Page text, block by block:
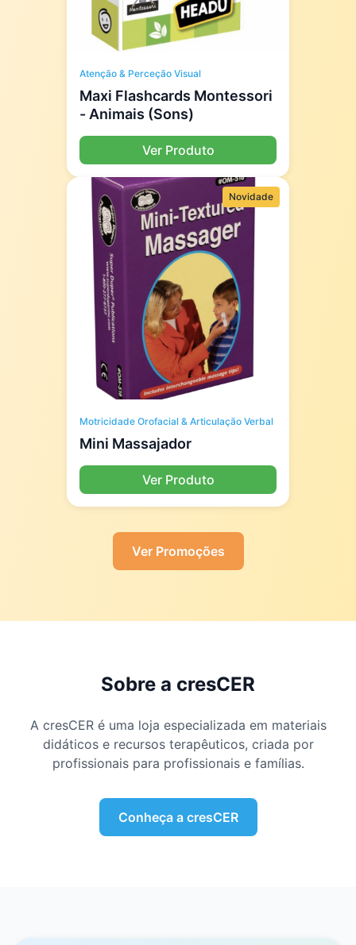
Atenção & Perceção Visual
Maxi Flashcards Montessori
- Animais (Sons)
Ver Produto
Novidade
Motricidade Orofacial & Articulação Verbal
Mini Massajador
Ver Produto
Ver Promoções
Sobre a cresCER
A cresCER é uma loja especializada em materiais
didáticos e recursos terapêuticos, criada por
profissionais para profissionais e famílias.
Conheça a cresCER